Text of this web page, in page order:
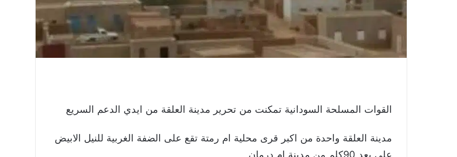
القوات المسلحة السودانية تمكنت من تحرير مدينة العلقة من ايدي الدعم السريع
مدينة العلقة واحدة من اكبر قرى محلية ام رمتة تقع على الضفة الغربية للنيل الابيض
على بعد 90كلم من مدينة ام درمان